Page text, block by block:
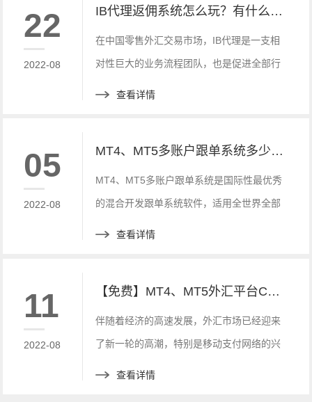
受大众欢迎的一个原因。究竟它的优势有哪
一些，下面我们就来详细的为大家分析介绍
一下吧！
22
2022-08
IB代理返佣系统怎么玩？有什么优势？
在中国零售外汇交易市场，IB代理是一支相
对性巨大的业务流程团队，也是促进全部行
查看详情
05
2022-08
MT4、MT5多账户跟单系统多少钱？选哪家平台商？
MT4、MT5多账户跟单系统是国际性最优秀
的混合开发跟单系统软件，适用全世界全部
查看详情
11
2022-08
【免费】MT4、MT5外汇平台CRM客户管理系统搭建方法_咨
伴随着经济的高速发展，外汇市场已经迎来
了新一轮的高潮，特别是移动支付网络的兴
查看详情